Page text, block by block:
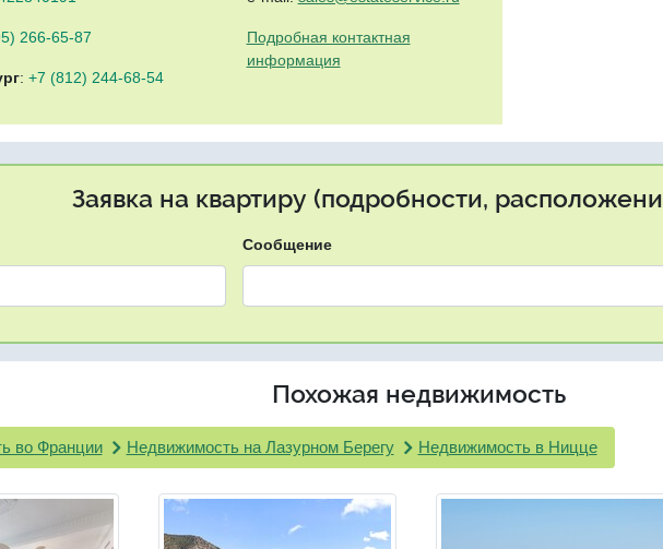
266-65-87
: +7 (812) 244-68-54
Подробная контактная
информация
Заявка на квартиру (подробности,
Сообщение
Похожая недвижимость
во Франции Недвижимость на Лазурном Берегу Недвижимость в Ницце